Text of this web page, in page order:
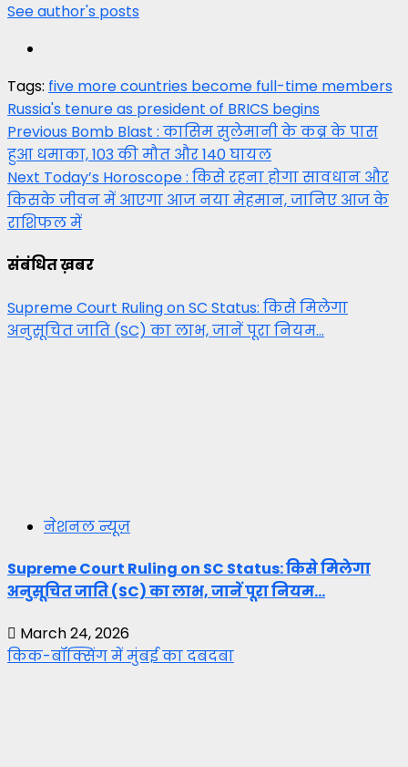
See author's posts
Tags: five more countries become full-time members
Russia's tenure as president of BRICS begins
Post
navigation
Previous Bomb Blast : कासिम सुलेमानी के कब्र के पास
हुआ धमाका, 103 की मौत और 140 घायल
Next Today’s Horoscope : किसे रहना होगा सावधान और
किसके जीवन में आएगा आज नया मेहमान, जानिए आज के
राशिफल में
संबंधित ख़बर
Supreme Court Ruling on SC Status: किसे मिलेगा
अनुसूचित जाति (SC) का लाभ, जानें पूरा नियम…
नेशनल न्यूज़
Supreme Court Ruling on SC Status: किसे मिलेगा
अनुसूचित जाति (SC) का लाभ, जानें पूरा नियम…
March 24, 2026
किक-बॉक्सिंग में मुंबई का दबदबा